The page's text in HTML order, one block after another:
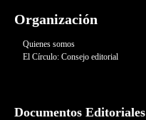
Organización
Quienes somos
El Círculo: Consejo editorial
Documentos Editoriales